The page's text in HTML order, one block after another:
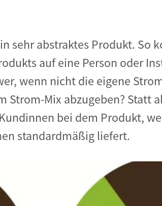
sehr abstraktes Produkt. So
auf eine Person oder
wenn nicht die eigene
Strom-Mix abzugeben? Statt
bei dem Produkt,
standardmäßig liefert.